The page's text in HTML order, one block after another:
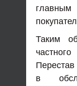
Таким
в